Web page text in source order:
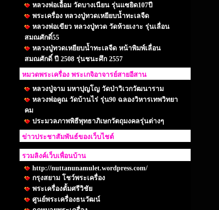
หลวงพ่อเอื้อม วัดบางเนียน รุ่นแซยิด107ปี
พระเครื่อง หลวงปู่ทวดเหยียบน้ำทะเลจืด
หลวงพ่อเขียว หลวงปู่ทวด วัดห้วยเงาะ รุ่นเลื่อน
สมณศักดิ์55
หลวงปู่ทวดเหยียบน้ำทะเลจืด หน้าพิมพ์เลื่อน
สมณศักดิ์ ปี 2508 รุ่นชนะศึก 2557
หมวดพระเครื่อง พระเกจิอาจารย์สายอีสาน
หลวงปู่จาม มหาปุญโญ วัดป่าวิเวกวัฒนาราม
หลวงพ่อคูณ วัดบ้านไร่ รุ่น90 ฉลองวิหารเทพวิทยา
คม
ประมวลภาพพิธีพุทธาภิเษกวัตถุมงคลรุ่นต่างๆ
ข่าวประชาสัมพันธ์ของเว็บไชต์
รวมลิงค์เว็บเพื่อนบ้าน
http://nuttanunamulet.wordpress.com/
กรุงสยาม โชว์พระเครื่อง
พระเครื่องตั้มศรีวิชัย
ศูนย์พระเครื่องธนวัฒน์